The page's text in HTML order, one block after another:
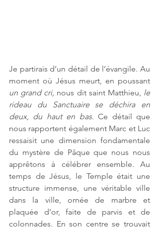
Je partirais d’un détail de l’évangile. Au
un grand cri, nous dit saint Matthieu, le
rideau du Sanctuaire se déchira en
deux, du haut en bas. Ce détail que
nous rapportent également Marc et Luc
ressaisit une dimension fondamentale
du mystère de Pâque que nous nous
apprêtons à célébrer ensemble. Au
temps de Jésus, le Temple était une
structure immense, une véritable ville
dans la ville, ornée de marbre et
plaquée d’or, faite de parvis et de
colonnades. En son centre se trouvait